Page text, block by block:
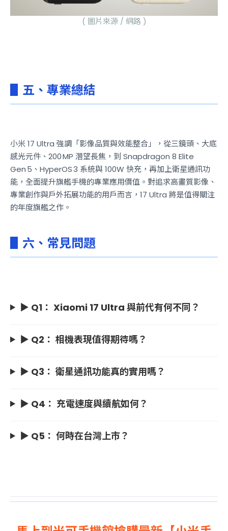
( 圖片來源 / 網路 )
▋五、專業總結
小米 17 Ultra 強調「影像品質與效能整合」，從三鏡頭、大底
感光元件、200 MP 潛望長焦，到 Snapdragon 8 Elite
Gen 5、HyperOS 3 系統與 100W 快充，再加上衛星通訊功
能，全面提升旗艦手機的專業應用價值。對追求高畫質影像、
專業創作與戶外拓展功能的用戶而言，17 Ultra 將是值得關注
的年度旗艦之作。
▋六、常見問題
▶ Q1： Xiaomi 17 Ultra 與前代有何不同？
▶ Q2： 相機表現值得期待嗎？
▶ Q3： 衛星通訊功能真的實用嗎？
▶ Q4： 充電速度與續航如何？
▶ Q5： 何時在台灣上市？